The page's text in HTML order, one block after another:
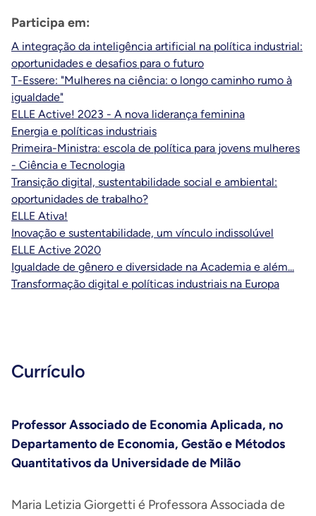
Participa em:
A integração da inteligência artificial na política industrial:
oportunidades e desafios para o futuro
T-Essere: "Mulheres na ciência: o longo caminho rumo à
igualdade"
ELLE Active! 2023 - A nova liderança feminina
Energia e políticas industriais
Primeira-Ministra: escola de política para jovens mulheres
- Ciência e Tecnologia
Transição digital, sustentabilidade social e ambiental:
oportunidades de trabalho?
ELLE Ativa!
Inovação e sustentabilidade, um vínculo indissolúvel
ELLE Active 2020
Igualdade de gênero e diversidade na Academia e além...
Transformação digital e políticas industriais na Europa
Currículo
Professor Associado de Economia Aplicada, no
Departamento de Economia, Gestão e Métodos
Quantitativos da Universidade de Milão
Maria Letizia Giorgetti é Professora Associada de